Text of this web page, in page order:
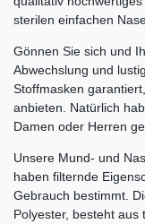
sterilen einfachen
Gönnen Sie sich und
Abwechslung und
Stoffmasken
anbieten. Natürlich
Damen oder Herren
Unsere Mund- und
haben filternde
Gebrauch bestimmt.
Polyester, besteht